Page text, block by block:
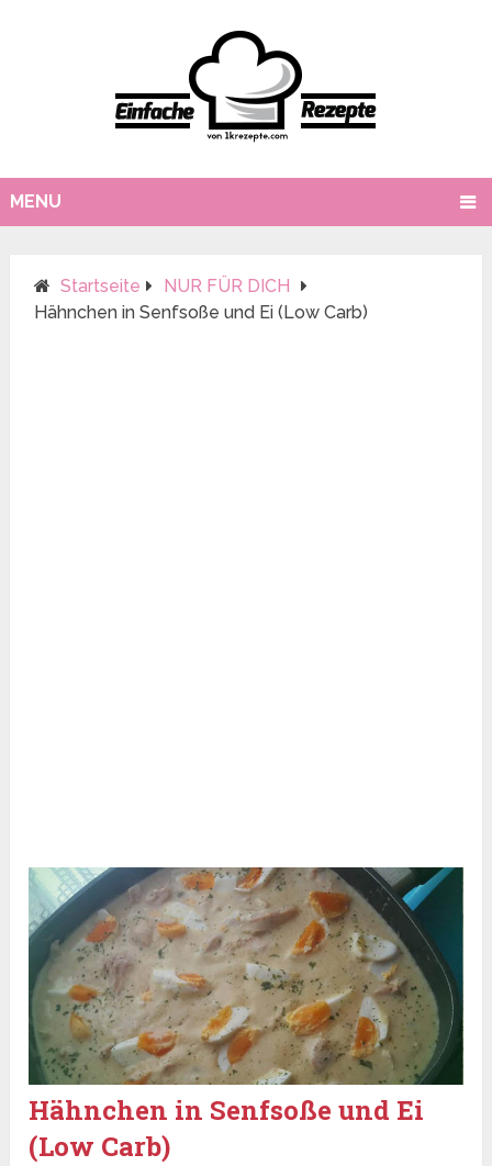
MENU
Startseite
NUR FÜR DICH
Hähnchen in Senfsoße und Ei (Low Carb)
Hähnchen in Senfsoße und Ei
(Low Carb)